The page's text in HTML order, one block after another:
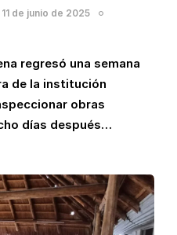
11 de junio de 2025
regresó una semana
de la institución
obras
días después…